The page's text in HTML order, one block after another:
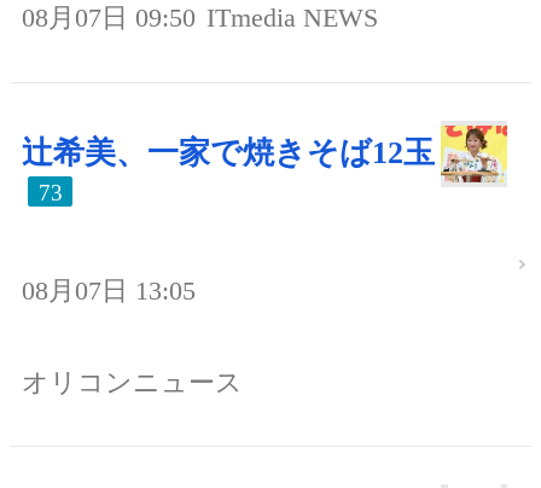
08月07日 09:50 ITmedia NEWS
辻希美、一家で焼きそば12玉
73
08月07日 13:05
オリコンニュース